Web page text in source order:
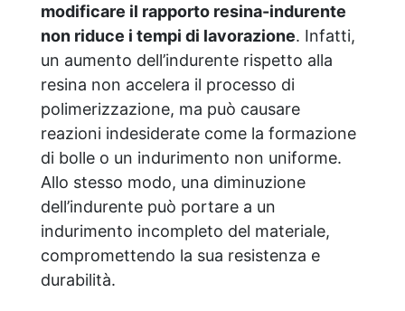
modificare il rapporto resina-indurente
non riduce i tempi di lavorazione. Infatti,
un aumento dell’indurente rispetto alla
resina non accelera il processo di
polimerizzazione, ma può causare
reazioni indesiderate come la formazione
di bolle o un indurimento non uniforme.
Allo stesso modo, una diminuzione
dell’indurente può portare a un
indurimento incompleto del materiale,
compromettendo la sua resistenza e
durabilità.